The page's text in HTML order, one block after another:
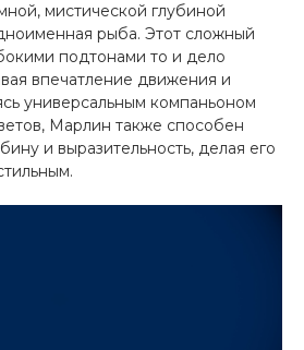
мистической глубиной
рыба. Этот сложный
подтонами то и дело
впечатление движения и
универсальным компаньоном
Марлин также способен
и выразительность, делая его